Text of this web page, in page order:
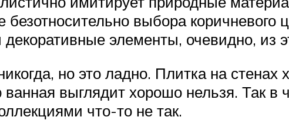
выбора
элементы, очевидно, из
но это ладно. Плитка на стенах
выглядит хорошо нельзя. Так
что-то не так.